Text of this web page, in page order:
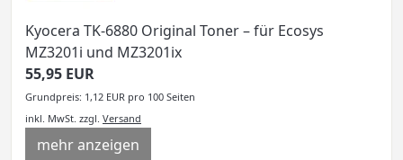
Kyocera TK-6880 Original Toner – für Ecosys
MZ3201i und MZ3201ix
55,95 EUR
Grundpreis: 1,12 EUR pro 100 Seiten
inkl. MwSt. zzgl. Versand
mehr anzeigen